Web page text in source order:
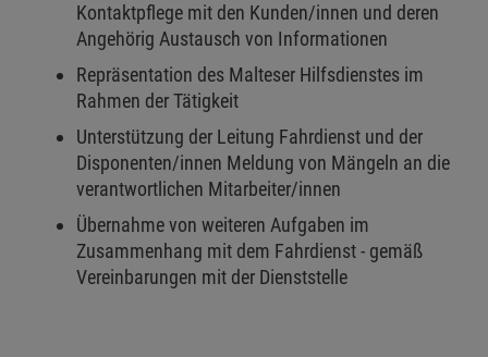
Kontaktpflege mit den Kunden/innen und deren
Angehörig Austausch von Informationen
Repräsentation des Malteser Hilfsdienstes im
Rahmen der Tätigkeit
Unterstützung der Leitung Fahrdienst und der
Disponenten/innen Meldung von Mängeln an die
verantwortlichen Mitarbeiter/innen
Übernahme von weiteren Aufgaben im
Zusammenhang mit dem Fahrdienst - gemäß
Vereinbarungen mit der Dienststelle